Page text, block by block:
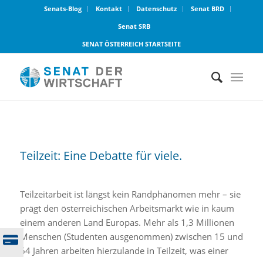
Senats-Blog Kontakt Datenschutz
Senat BRD
Senat SRB
SENAT ÖSTERREICH STARTSEITE
Teilzeit: Eine Debatte für viele.
Teilzeitarbeit ist längst kein Randphänomen mehr – sie
prägt den österreichischen Arbeitsmarkt wie in kaum
einem anderen Land Europas. Mehr als 1,3 Millionen
Menschen (Studenten ausgenommen) zwischen 15 und
64 Jahren arbeiten hierzulande in Teilzeit, was einer